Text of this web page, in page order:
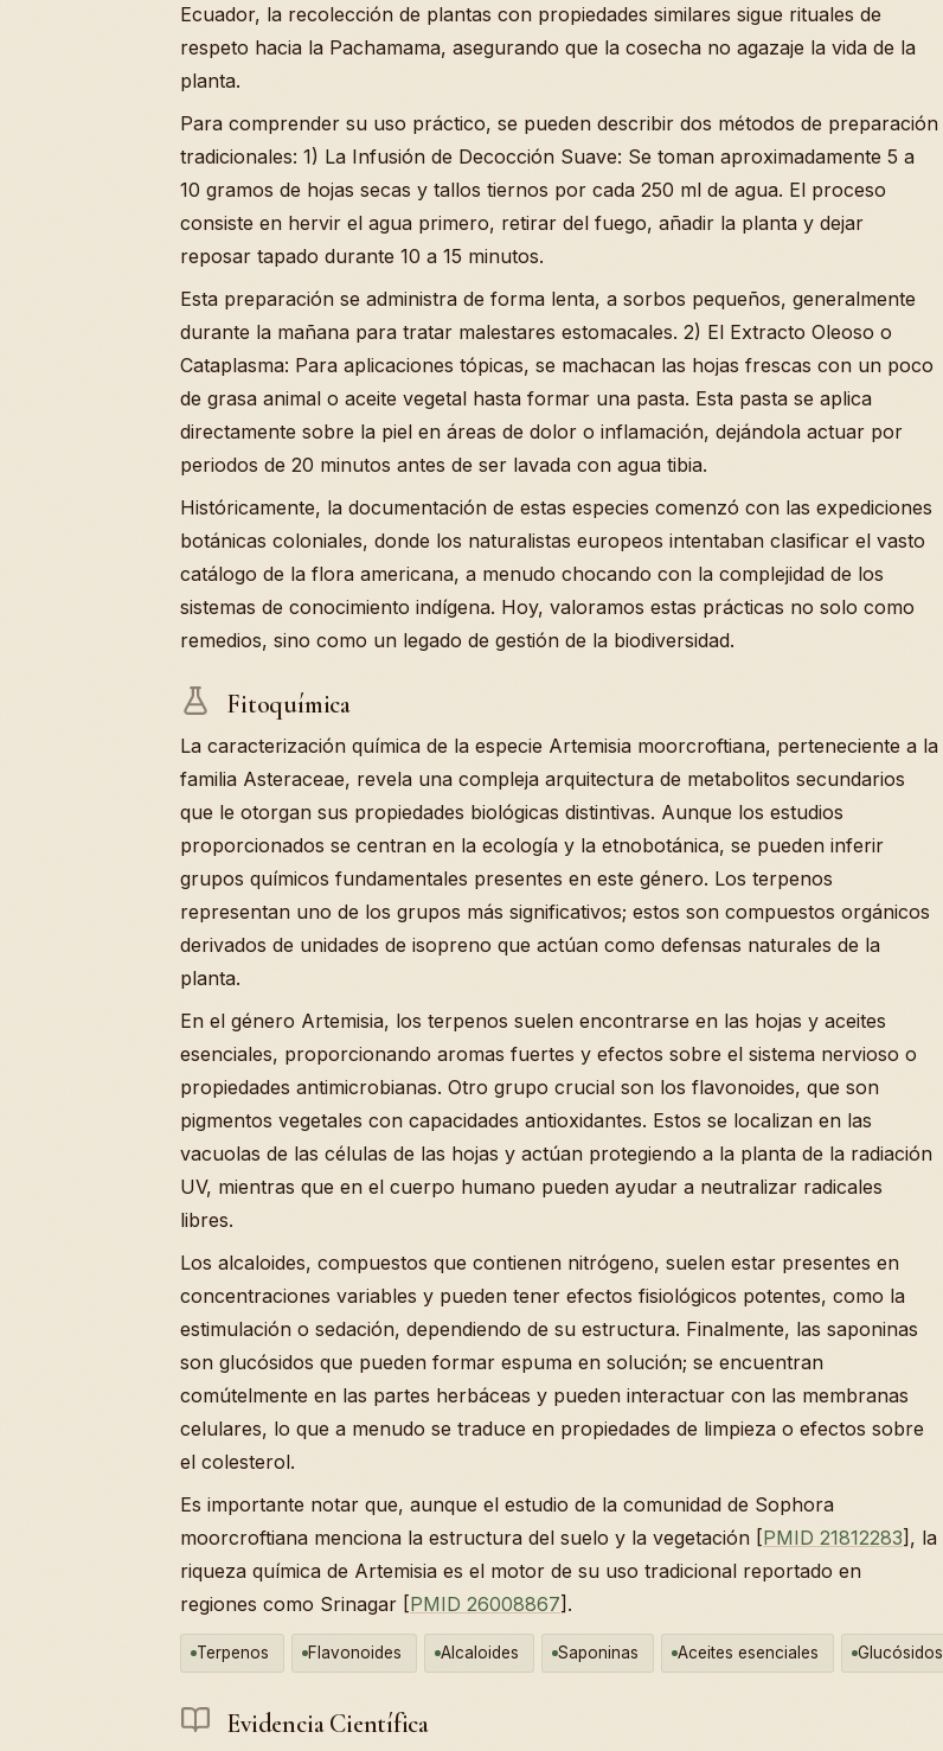
Ecuador, la recolección de plantas con propiedades similares sigue rituales de
respeto hacia la Pachamama, asegurando que la cosecha no agazaje la vida de la
planta.
Para comprender su uso práctico, se pueden describir dos métodos de preparación
tradicionales: 1) La Infusión de Decocción Suave: Se toman aproximadamente 5 a
10 gramos de hojas secas y tallos tiernos por cada 250 ml de agua. El proceso
consiste en hervir el agua primero, retirar del fuego, añadir la planta y dejar
reposar tapado durante 10 a 15 minutos.
Esta preparación se administra de forma lenta, a sorbos pequeños, generalmente
durante la mañana para tratar malestares estomacales. 2) El Extracto Oleoso o
Cataplasma: Para aplicaciones tópicas, se machacan las hojas frescas con un poco
de grasa animal o aceite vegetal hasta formar una pasta. Esta pasta se aplica
directamente sobre la piel en áreas de dolor o inflamación, dejándola actuar por
periodos de 20 minutos antes de ser lavada con agua tibia.
Históricamente, la documentación de estas especies comenzó con las expediciones
botánicas coloniales, donde los naturalistas europeos intentaban clasificar el vasto
catálogo de la flora americana, a menudo chocando con la complejidad de los
sistemas de conocimiento indígena. Hoy, valoramos estas prácticas no solo como
remedios, sino como un legado de gestión de la biodiversidad.
Fitoquímica
La caracterización química de la especie Artemisia moorcroftiana, perteneciente a la
familia Asteraceae, revela una compleja arquitectura de metabolitos secundarios
que le otorgan sus propiedades biológicas distintivas. Aunque los estudios
proporcionados se centran en la ecología y la etnobotánica, se pueden inferir
grupos químicos fundamentales presentes en este género. Los terpenos
representan uno de los grupos más significativos; estos son compuestos orgánicos
derivados de unidades de isopreno que actúan como defensas naturales de la
planta.
En el género Artemisia, los terpenos suelen encontrarse en las hojas y aceites
esenciales, proporcionando aromas fuertes y efectos sobre el sistema nervioso o
propiedades antimicrobianas. Otro grupo crucial son los flavonoides, que son
pigmentos vegetales con capacidades antioxidantes. Estos se localizan en las
vacuolas de las células de las hojas y actúan protegiendo a la planta de la radiación
UV, mientras que en el cuerpo humano pueden ayudar a neutralizar radicales
libres.
Los alcaloides, compuestos que contienen nitrógeno, suelen estar presentes en
concentraciones variables y pueden tener efectos fisiológicos potentes, como la
estimulación o sedación, dependiendo de su estructura. Finalmente, las saponinas
son glucósidos que pueden formar espuma en solución; se encuentran
comútelmente en las partes herbáceas y pueden interactuar con las membranas
celulares, lo que a menudo se traduce en propiedades de limpieza o efectos sobre
el colesterol.
Es importante notar que, aunque el estudio de la comunidad de Sophora
moorcroftiana menciona la estructura del suelo y la vegetación [PMID 21812283], la
riqueza química de Artemisia es el motor de su uso tradicional reportado en
regiones como Srinagar [PMID 26008867].
Terpenos Flavonoides Alcaloides Saponinas Aceites esenciales Glucósidos
Evidencia Científica